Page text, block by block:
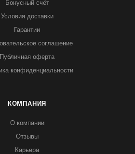
Бонусный счёт
Условия доставки
Гарантии
соглашение
Публичная оферта
конфиденциальности
КОМПАНИЯ
О компании
Отзывы
Карьера